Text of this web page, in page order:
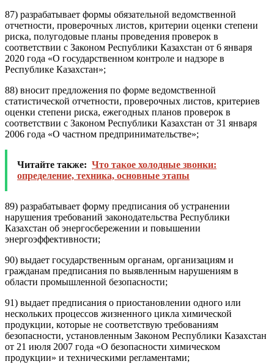
87) разрабатывает формы обязательной ведомственной
отчетности, проверочных листов, критерии оценки степени
риска, полугодовые планы проведения проверок в
соответствии с Законом Республики Казахстан от 6 января
2020 года «О государственном контроле и надзоре в
Республике Казахстан»;
88) вносит предложения по форме ведомственной
статистической отчетности, проверочных листов, критериев
оценки степени риска, ежегодных планов проверок в
соответствии с Законом Республики Казахстан от 31 января
2006 года «О частном предпринимательстве»;
Читайте также: Что такое холодные звонки:
определение, техника, основные этапы
89) разрабатывает форму предписания об устранении
нарушения требований законодательства Республики
Казахстан об энергосбережении и повышении
энергоэффективности;
90) выдает государственным органам, организациям и
гражданам предписания по выявленным нарушениям в
области промышленной безопасности;
91) выдает предписания о приостановлении одного или
нескольких процессов жизненного цикла химической
продукции, которые не соответствую требованиям
безопасности, установленным Законом Республики Казахстан
от 21 июля 2007 года «О безопасности химическом
продукции» и техническими регламентами;